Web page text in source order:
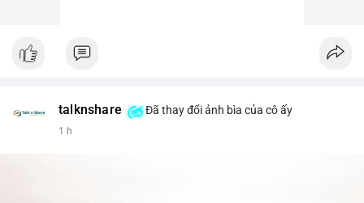
talknshare Đã thay đổi ảnh bìa của cô ấy
1 h